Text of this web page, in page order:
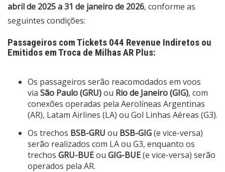
abril de 2025 a 31 de janeiro de 2026, conforme as
seguintes condições:
Passageiros com Tickets 044 Revenue Indiretos ou
Emitidos em Troca de Milhas AR Plus:
Os passageiros serão reacomodados em voos
via São Paulo (GRU)ou Rio de Janeiro (GIG), com
conexões operadas pela Aerolíneas Argentinas
(AR), Latam Airlines (LA) ou Gol Linhas Aéreas (G3).
Os trechos BSB-GRU ou BSB-GIG(e vice-versa)
serão realizados com LA ou G3, enquanto os
trechos GRU-BUEou GIG-BUE(e vice-versa) serão
operados pela AR.